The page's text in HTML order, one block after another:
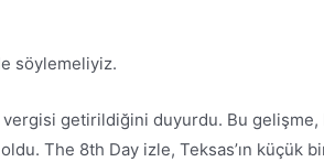
söylemeliyiz.
vergisi getirildiğini duyurdu. Bu
The 8th Day izle, Teksas’ın küçük